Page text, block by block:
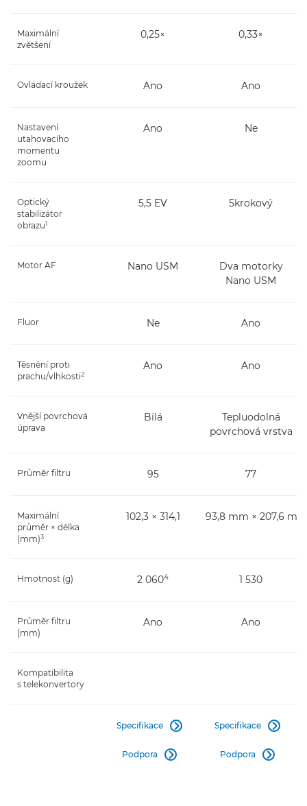
Maximální
zvětšení
0,25× 0,33×
Ovládací kroužek Ano Ano
Nastavení
utahovacího
momentu
zoomu
Ano Ne
Optický
stabilizátor
obrazu1
5,5 EV 5krokový
Motor AF Nano USM
Dva motorky
Nano USM
Fluor Ne Ano
Těsnění proti
prachu/vlhkosti2
Ano Ano
Vnější povrchová
úprava
Bílá
Tepluodolná
povrchová vrstva
Průměr filtru 95 77
Maximální
průměr × délka
(mm)3
102,3 × 314,1 93,8 mm × 207,6 mm
Hmotnost (g) 2 0604 1 530
Průměr filtru
(mm)
Ano Ano
Kompatibilita
s telekonvertory
Specifikace 
Podpora 
Specifikace 
Podpora 